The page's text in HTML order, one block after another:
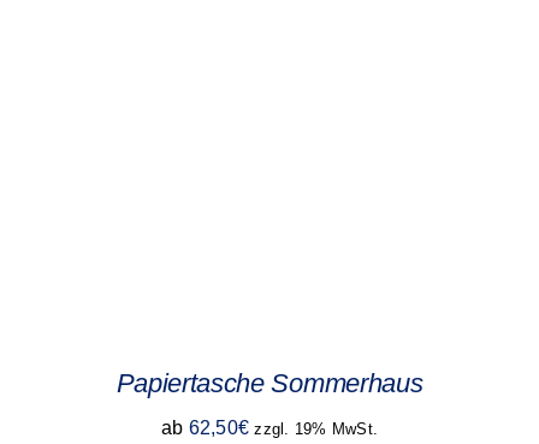
Papiertasche Sommerhaus
ab 62,50€ zzgl. 19% MwSt.